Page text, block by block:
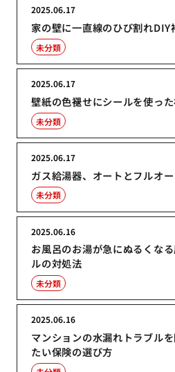
家の壁に一直線のひび割れDIY
2025.06.17
未分類
壁紙の色褪せにシールを使っ
2025.06.17
未分類
ガス給湯器、オートとフルオ
2025.06.17
未分類
お風呂のお湯が急にぬるくな
ルの対処法
2025.06.16
未分類
マンションの水漏れトラブル
たい保険の選び方
2025.06.16